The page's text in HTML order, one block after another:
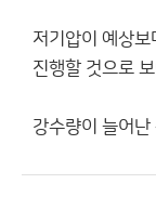
저기압이 예상
진행할 것으로
강수량이 늘어난